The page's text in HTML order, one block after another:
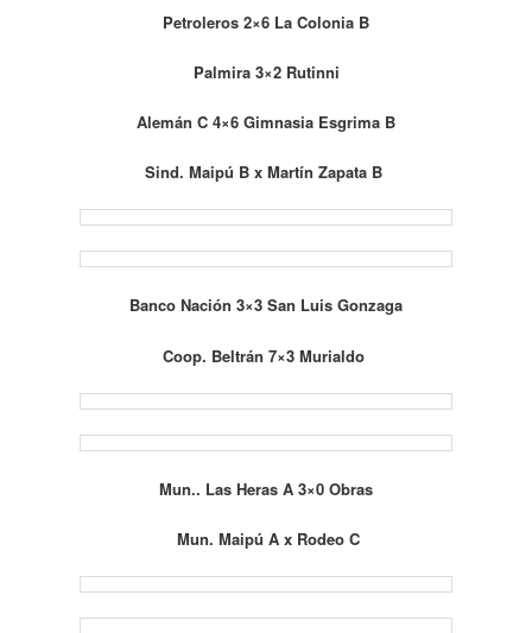
Petroleros 2×6 La Colonia B
Palmira 3×2 Rutinni
Alemán C 4×6 Gimnasia Esgrima B
Sind. Maipú B x Martín Zapata B
Banco Nación 3×3 San Luis Gonzaga
Coop. Beltrán 7×3 Murialdo
Mun.. Las Heras A 3×0 Obras
Mun. Maipú A x Rodeo C